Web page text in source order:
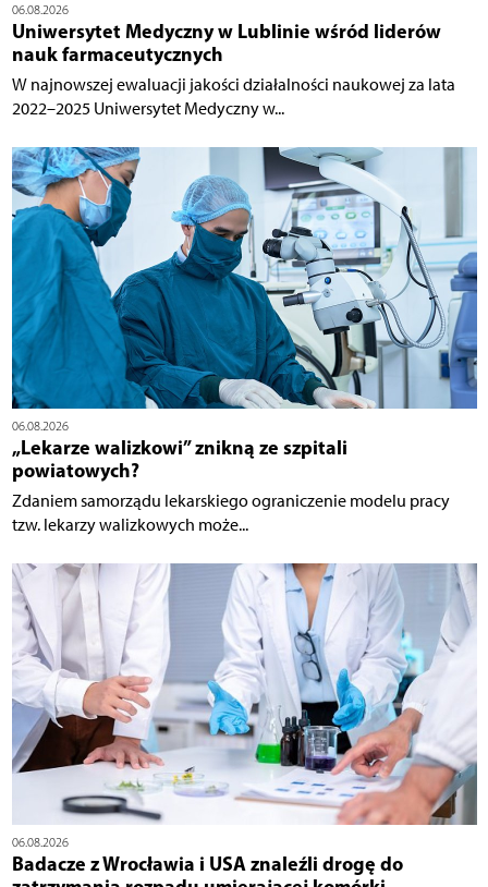
06.08.2026
Uniwersytet Medyczny w Lublinie wśród liderów
nauk farmaceutycznych
W najnowszej ewaluacji jakości działalności naukowej za lata
2022–2025 Uniwersytet Medyczny w...
06.08.2026
„Lekarze walizkowi” znikną ze szpitali
powiatowych?
Zdaniem samorządu lekarskiego ograniczenie modelu pracy
tzw. lekarzy walizkowych może...
06.08.2026
Badacze z Wrocławia i USA znaleźli drogę do